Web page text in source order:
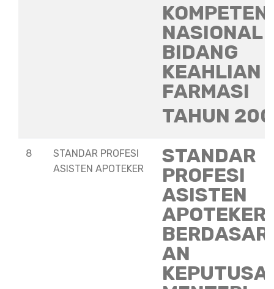
NASIONAL
BIDANG
KEAHLIAN
FARMASI
TAHUN
8
STANDAR PROFESI
ASISTEN APOTEKER
STANDAR
PROFESI
ASISTEN
APOTEKER
AN